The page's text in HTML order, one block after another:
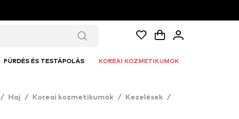
FÜRDÉS ÉS TESTÁPOLÁS KOREAI KOZMETIKUMOK
/ Haj / Koreai kozmetikumok / Kezelések /